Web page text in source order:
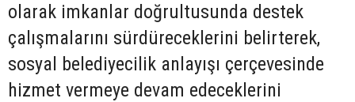
olarak imkanlar doğrultusunda destek
çalışmalarını sürdüreceklerini belirterek,
sosyal belediyecilik anlayışı çerçevesinde
hizmet vermeye devam edeceklerini